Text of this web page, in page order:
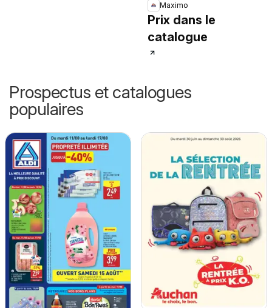
Maximo
Prix dans le
catalogue
Prospectus et catalogues
populaires